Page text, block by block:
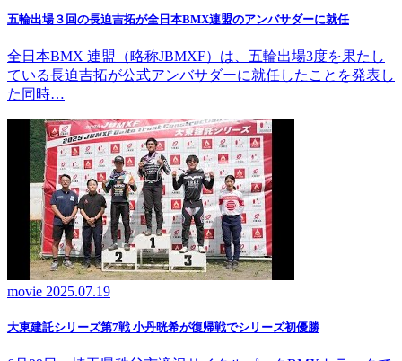
五輪出場３回の長迫吉拓が全日本BMX連盟のアンバサダーに就任
全日本BMX 連盟（略称JBMXF）は、五輪出場3度を果たし
ている長迫吉拓が公式アンバサダーに就任したことを発表し
た同時…
movie 2025.07.19
大東建託シリーズ第7戦 ⼩丹晄希が復帰戦でシリーズ初優勝